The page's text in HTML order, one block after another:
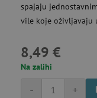
spajaju
vile koje oživljavaju
8,49 €
Na zalihi
+
-